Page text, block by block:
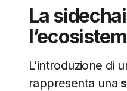
La
L’introduzione di
rappresenta una